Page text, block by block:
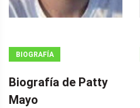
BIOGRAFÍA
Biografía de Patty
Mayo